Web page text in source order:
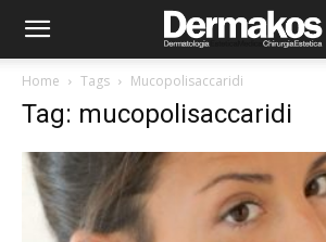
Home Tags Mucopolisaccaridi
Tag: mucopolisaccaridi